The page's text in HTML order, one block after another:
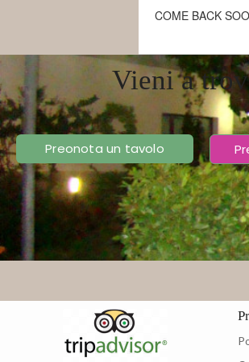
COME BACK
Vieni a
Preonota un tavolo